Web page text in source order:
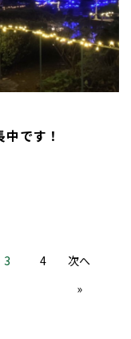
です！
3 4
次へ
»